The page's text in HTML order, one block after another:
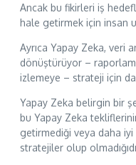
Ancak bu fikirleri iş
hale getirmek için insan
Ayrıca Yapay Zeka, veri
dönüştürüyor –
izlemeye – strateji için
Yapay Zeka belirgin bir
bu Yapay Zeka
getirmediği veya daha iyi
stratejiler olup